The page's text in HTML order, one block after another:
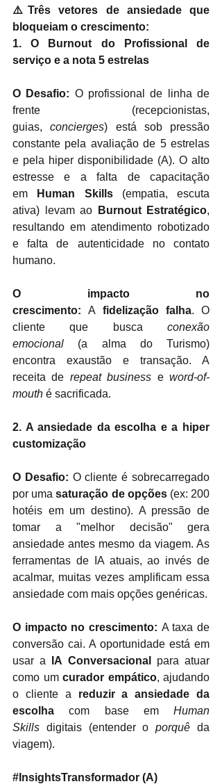
⚠️Três vetores de ansiedade que
bloqueiam o crescimento:
1. O Burnout do Profissional de
serviço e a nota 5 estrelas
O Desafio: O profissional de linha de
frente (recepcionistas,
guias, concierges) está sob pressão
constante pela avaliação de 5 estrelas
e pela hiper disponibilidade (A). O alto
estresse e a falta de capacitação
em
Human Skills (empatia, escuta
ativa) levam ao
Burnout Estratégico,
resultando em atendimento robotizado
e falta de autenticidade no contato
humano.
O impacto no
crescimento: A fidelização falha. O
cliente que busca conexão
emocional (a alma do Turismo)
encontra exaustão e transação. A
receita de repeat business e word-of-
mouth é sacrificada.
2. A ansiedade da escolha e a hiper
customização
O Desafio: O cliente é sobrecarregado
por uma saturação de opções (ex: 200
hotéis em um destino). A pressão de
tomar a "melhor decisão" gera
ansiedade antes mesmo da viagem. As
ferramentas de IA atuais, ao invés de
acalmar, muitas vezes amplificam essa
ansiedade com mais opções genéricas.
O impacto no crescimento: A taxa de
conversão cai. A oportunidade está em
usar a
IA Conversacional
para atuar
como um curador empático, ajudando
o cliente a reduzir a ansiedade da
escolha com base em Human
Skills digitais (entender o porquê da
viagem).
#InsightsTransformador (A)